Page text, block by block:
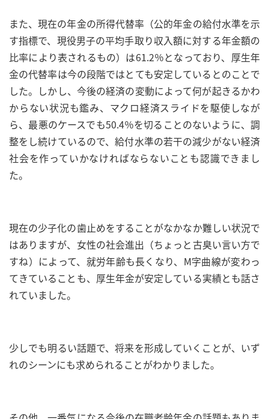
また、現在の年金の所得代替率（公的年金の給付水準を示
す指標で、現役男子の平均手取り収入額に対する年金額の
比率により表されるもの）は61.2％となっており、厚生年
金の代替率は今の段階ではとても安定しているとのことで
した。しかし、今後の経済の変動によって何が起きるかわ
からない状況も鑑み、マクロ経済スライドを駆使しなが
ら、最悪のケースでも50.4％を切ることのないように、調
整をし続けているので、給付水準の若干の減少がない経済
社会を作っていかなければならないことも認識できまし
た。
現在の少子化の歯止めをすることがなかなか難しい状況で
はありますが、女性の社会進出（ちょっと古臭い言い方で
すね）によって、就労年齢も長くなり、M字曲線が変わっ
てきていることも、厚生年金が安定している実績とも話さ
れていました。
少しでも明るい話題で、将来を形成していくことが、いず
れのシーンにも求められることがわかりました。